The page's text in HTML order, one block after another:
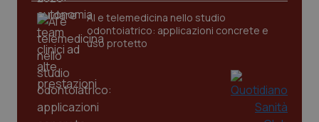
AI e telemedicina nello studio
odontoiatrico: applicazioni concrete e
uso protetto
tracking-sites-ironfish-